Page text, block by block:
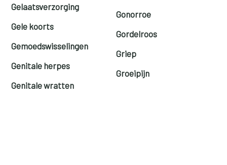
Gelaatsverzorging
Gele koorts
Gemoedswisselingen
Genitale herpes
Genitale wratten
Gonorroe
Gordelroos
Griep
Groeipijn